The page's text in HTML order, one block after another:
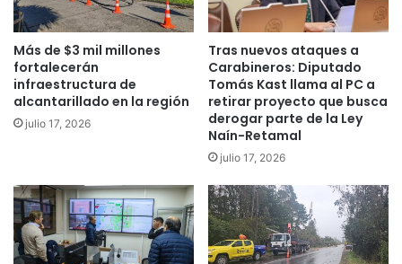
a
:
"
T
e
n
e
m
u
c
h
v
a
c
u
n
a
C
i
n
o
e
Más de $3 mil millones
fortalecerán
infraestructura de
alcantarillado en la región
julio 17, 2026
Tras nuevos ataques a
Carabineros: Diputado
Tomás Kast llama al PC a
retirar proyecto que busca
derogar parte de la Ley
Naín-Retamal
julio 17, 2026